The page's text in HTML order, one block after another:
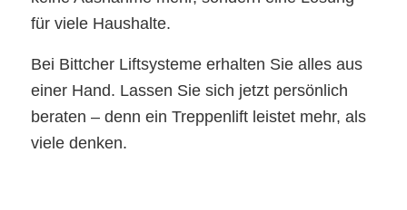
für viele Haushalte.
Bei Bittcher Liftsysteme erhalten Sie alles aus
einer Hand. Lassen Sie sich jetzt persönlich
beraten – denn ein Treppenlift leistet mehr, als
viele denken.